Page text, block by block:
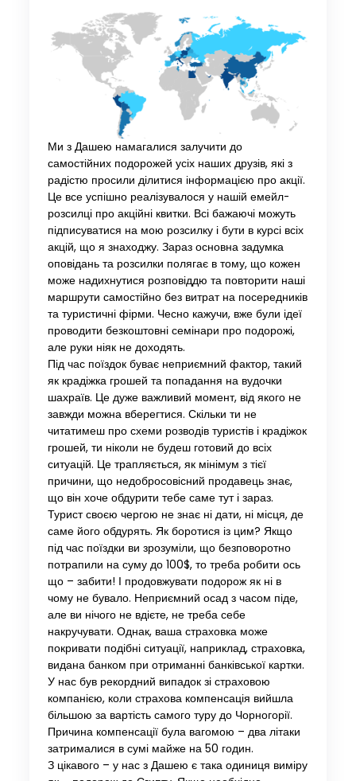
Ми з Дашею намагалися залучити до
самостійних подорожей усіх наших друзів, які з
радістю просили ділитися інформацією про акції.
Це все успішно реалізувалося у нашій емейл-
розсилці про акційні квитки. Всі бажаючі можуть
підписуватися на мою розсилку і бути в курсі всіх
акцій, що я знаходжу. Зараз основна задумка
оповідань та розсилки полягає в тому, що кожен
може надихнутися розповіддю та повторити наші
маршрути самостійно без витрат на посередників
та туристичні фірми. Чесно кажучи, вже були ідеї
проводити безкоштовні семінари про подорожі,
але руки ніяк не доходять.
Під час поїздок буває неприємний фактор, такий
як крадіжка грошей та попадання на вудочки
шахраїв. Це дуже важливий момент, від якого не
завжди можна вберегтися. Скільки ти не
читатимеш про схеми розводів туристів і крадіжок
грошей, ти ніколи не будеш готовий до всіх
ситуацій. Це трапляється, як мінімум з тієї
причини, що недобросовісний продавець знає,
що він хоче обдурити тебе саме тут і зараз.
Турист своєю чергою не знає ні дати, ні місця, де
саме його обдурять. Як боротися із цим? Якщо
під час поїздки ви зрозуміли, що безповоротно
потрапили на суму до 100$, то треба робити ось
що – забити! І продовжувати подорож як ні в
чому не бувало. Неприємний осад з часом піде,
але ви нічого не вдієте, не треба себе
накручувати. Однак, ваша страховка може
покривати подібні ситуації, наприклад, страховка,
видана банком при отриманні банківської картки.
У нас був рекордний випадок зі страховою
компанією, коли страхова компенсація вийшла
більшою за вартість самого туру до Чорногорії.
Причина компенсації була вагомою – два літаки
затрималися в сумі майже на 50 годин.
З цікавого – у нас з Дашею є така одиниця виміру